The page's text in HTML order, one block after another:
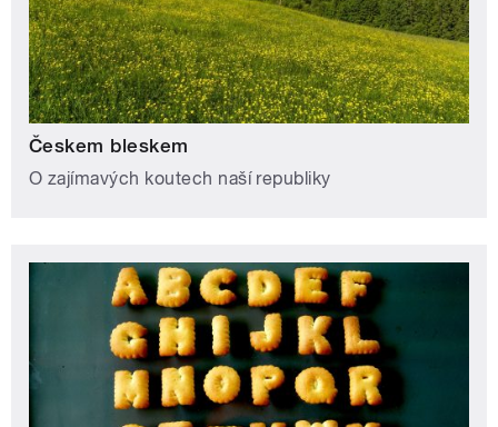
Českem bleskem
O zajímavých koutech naší republiky